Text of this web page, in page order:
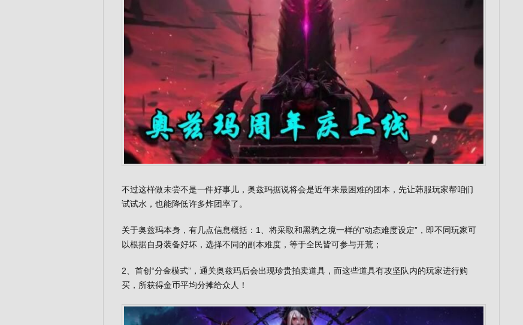
不过这样做未尝不是一件好事儿，奥兹玛据说将会是近年来最困难的团本，先让韩服玩家帮咱们
试试水，也能降低许多炸团率了。
关于奥兹玛本身，有几点信息概括：1、将采取和黑鸦之境一样的“动态难度设定”，即不同玩家可
以根据自身装备好坏，选择不同的副本难度，等于全民皆可参与开荒；
2、首创“分金模式”，通关奥兹玛后会出现珍贵拍卖道具，而这些道具有攻坚队内的玩家进行购
买，所获得金币平均分摊给众人！